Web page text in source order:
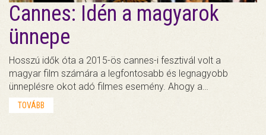
Cannes: Idén a magyarok
ünnepe
Hosszú idők óta a 2015-ös cannes-i fesztivál volt a
magyar film számára a legfontosabb és legnagyobb
ünneplésre okot adó filmes esemény. Ahogy a…
TOVÁBB